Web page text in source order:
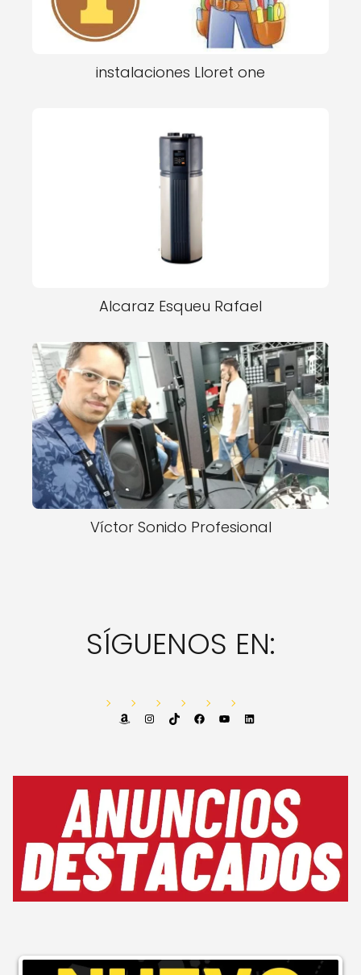
instalaciones Lloret one
Alcaraz Esqueu Rafael
Víctor Sonido Profesional
SÍGUENOS EN:
AmazonInstagram
TikTok FacebookYouTube